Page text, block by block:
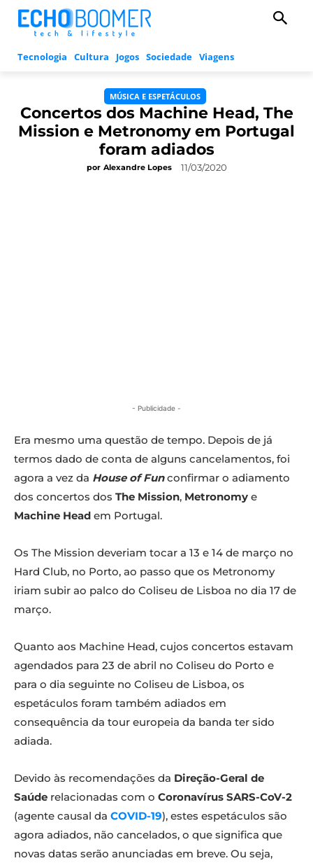
Tecnologia Cultura Jogos Sociedade Viagens
MÚSICA E ESPETÁCULOS
Concertos dos Machine Head, The
Mission e Metronomy em Portugal
foram adiados
por Alexandre Lopes 11/03/2020
- Publicidade -
Era mesmo uma questão de tempo. Depois de já
termos dado de conta de alguns cancelamentos, foi
agora a vez da House of Funconfirmar o adiamento
dos concertos dos The Mission, Metronomy e
Machine Head em Portugal.
Os The Mission deveriam tocar a 13 e 14 de março no
Hard Club, no Porto, ao passo que os Metronomy
iriam subir ao palco do Coliseu de Lisboa no dia 17 de
março.
Quanto aos Machine Head, cujos concertos estavam
agendados para 23 de abril no Coliseu do Porto e
para o dia seguinte no Coliseu de Lisboa, os
espetáculos foram também adiados em
consequência da tour europeia da banda ter sido
adiada.
Devido às recomendações da Direção-Geral de
Saúde relacionadas com o Coronavírus SARS-CoV-2
(agente causal da COVID-19), estes espetáculos são
agora adiados, não cancelados, o que significa que
novas datas serão anunciadas em breve. Ou seja,